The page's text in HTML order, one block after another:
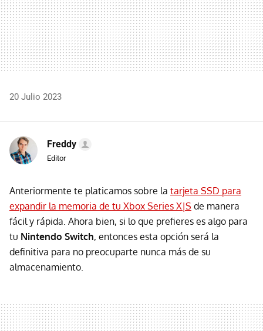
20 Julio 2023
Freddy
Editor
Anteriormente te platicamos sobre la tarjeta SSD para
expandir la memoria de tu Xbox Series X|S de manera
fácil y rápida. Ahora bien, si lo que prefieres es algo para
tu Nintendo Switch, entonces esta opción será la
definitiva para no preocuparte nunca más de su
almacenamiento.